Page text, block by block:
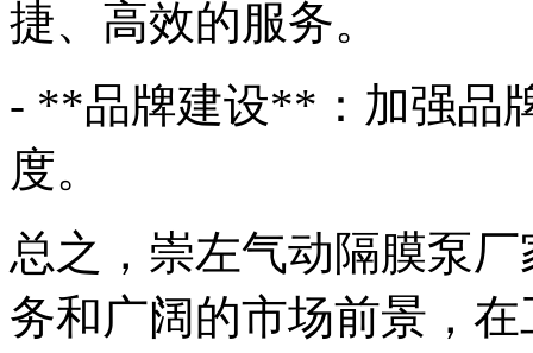
捷、高效的服务。
- **品牌建设**：加强品
度。
总之，崇左气动隔膜泵
务和广阔的市场前景，